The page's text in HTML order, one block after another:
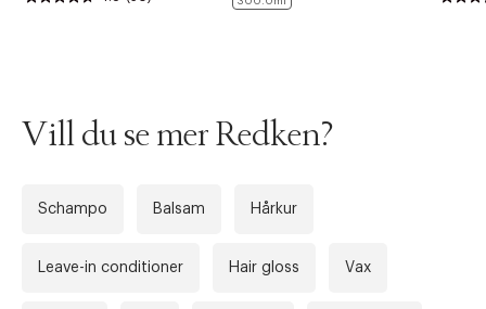
Vill du se mer Redken?
Schampo Balsam Hårkur
Leave-in conditioner Hair gloss Vax